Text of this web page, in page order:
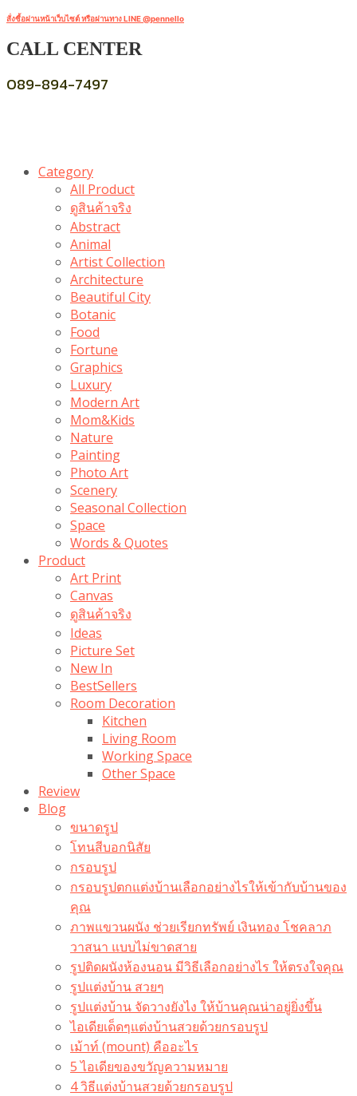
สั่งซื้อผ่านหน้าเว็บไซต์ หรือผ่านทาง LINE @pennello
CALL CENTER
089-894-7497
Category
All Product
ดูสินค้าจริง
Abstract
Animal
Artist Collection
Architecture
Beautiful City
Botanic
Food
Fortune
Graphics
Luxury
Modern Art
Mom&Kids
Nature
Painting
Photo Art
Scenery
Seasonal Collection
Space
Words & Quotes
Product
Art Print
Canvas
ดูสินค้าจริง
Ideas
Picture Set
New In
BestSellers
Room Decoration
Kitchen
Living Room
Working Space
Other Space
Review
Blog
ขนาดรูป
โทนสีบอกนิสัย
กรอบรูป
กรอบรูปตกแต่งบ้านเลือกอย่างไรให้เข้ากับบ้านของ
คุณ
ภาพแขวนผนัง ช่วยเรียกทรัพย์ เงินทอง โชคลาภ
วาสนา แบบไม่ขาดสาย
รูปติดผนังห้องนอน มีวิธีเลือกอย่างไร ให้ตรงใจคุณ
รูปแต่งบ้าน สวยๆ
รูปแต่งบ้าน จัดวางยังไง ให้บ้านคุณน่าอยู่ยิ่งขึ้น
ไอเดียเด็ดๆแต่งบ้านสวยด้วยกรอบรูป
เม้าท์ (mount) คืออะไร​
5 ไอเดียของขวัญความหมาย
4 วิธีแต่งบ้านสวยด้วยกรอบรูป